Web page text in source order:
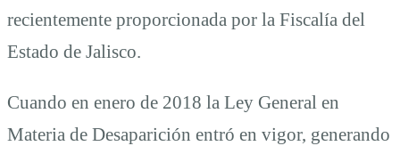
recientemente proporcionada por la Fiscalía del
Estado de Jalisco.
Cuando en enero de 2018 la Ley General en
Materia de Desaparición entró en vigor, generando